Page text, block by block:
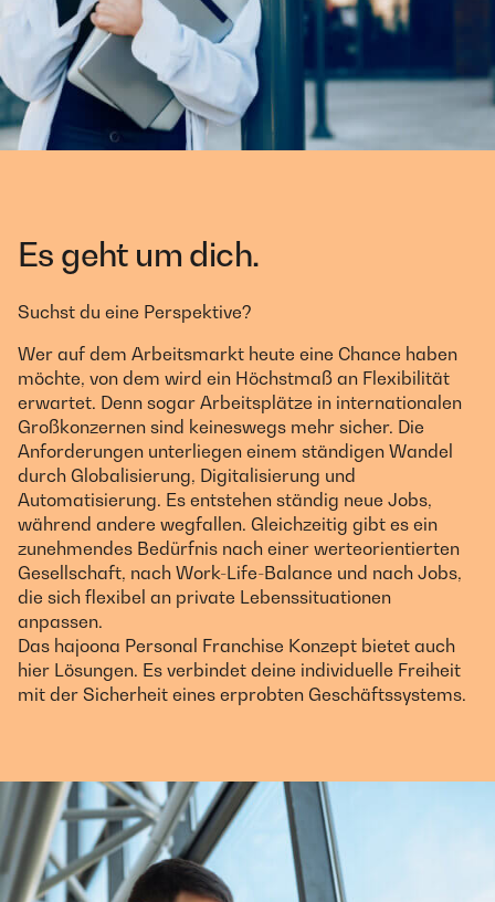
Es geht um dich.
Suchst du eine Perspektive?
Wer auf dem Arbeitsmarkt heute eine Chance haben
möchte, von dem wird ein Höchstmaß an Flexibilität
erwartet. Denn sogar Arbeitsplätze in internationalen
Großkonzernen sind keineswegs mehr sicher. Die
Anforderungen unterliegen einem ständigen Wandel
durch Globalisierung, Digitalisierung und
Automatisierung. Es entstehen ständig neue Jobs,
während andere wegfallen. Gleichzeitig gibt es ein
zunehmendes Bedürfnis nach einer werteorientierten
Gesellschaft, nach Work-Life-Balance und nach Jobs,
die sich flexibel an private Lebenssituationen
anpassen.
Das hajoona Personal Franchise Konzept bietet auch
hier Lösungen. Es verbindet deine individuelle Freiheit
mit der Sicherheit eines erprobten Geschäftssystems.